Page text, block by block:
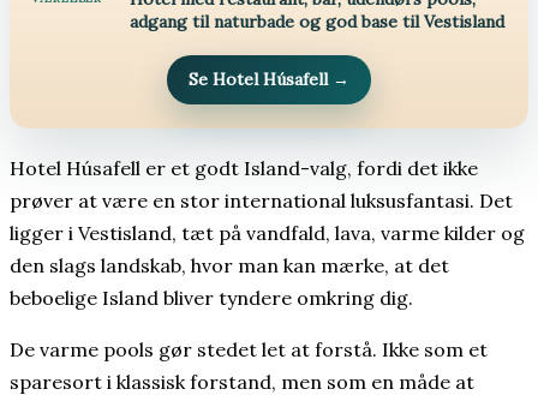
adgang til naturbade og god base til Vestisland
Se Hotel Húsafell →
Hotel Húsafell er et godt Island-valg, fordi det ikke
prøver at være en stor international luksusfantasi. Det
ligger i Vestisland, tæt på vandfald, lava, varme kilder og
den slags landskab, hvor man kan mærke, at det
beboelige Island bliver tyndere omkring dig.
De varme pools gør stedet let at forstå. Ikke som et
sparesort i klassisk forstand, men som en måde at